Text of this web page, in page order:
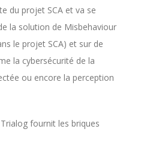
du projet SCA et va se
la solution de Misbehaviour
le projet SCA) et sur de
la cybersécurité de la
ou encore la perception
fournit les briques